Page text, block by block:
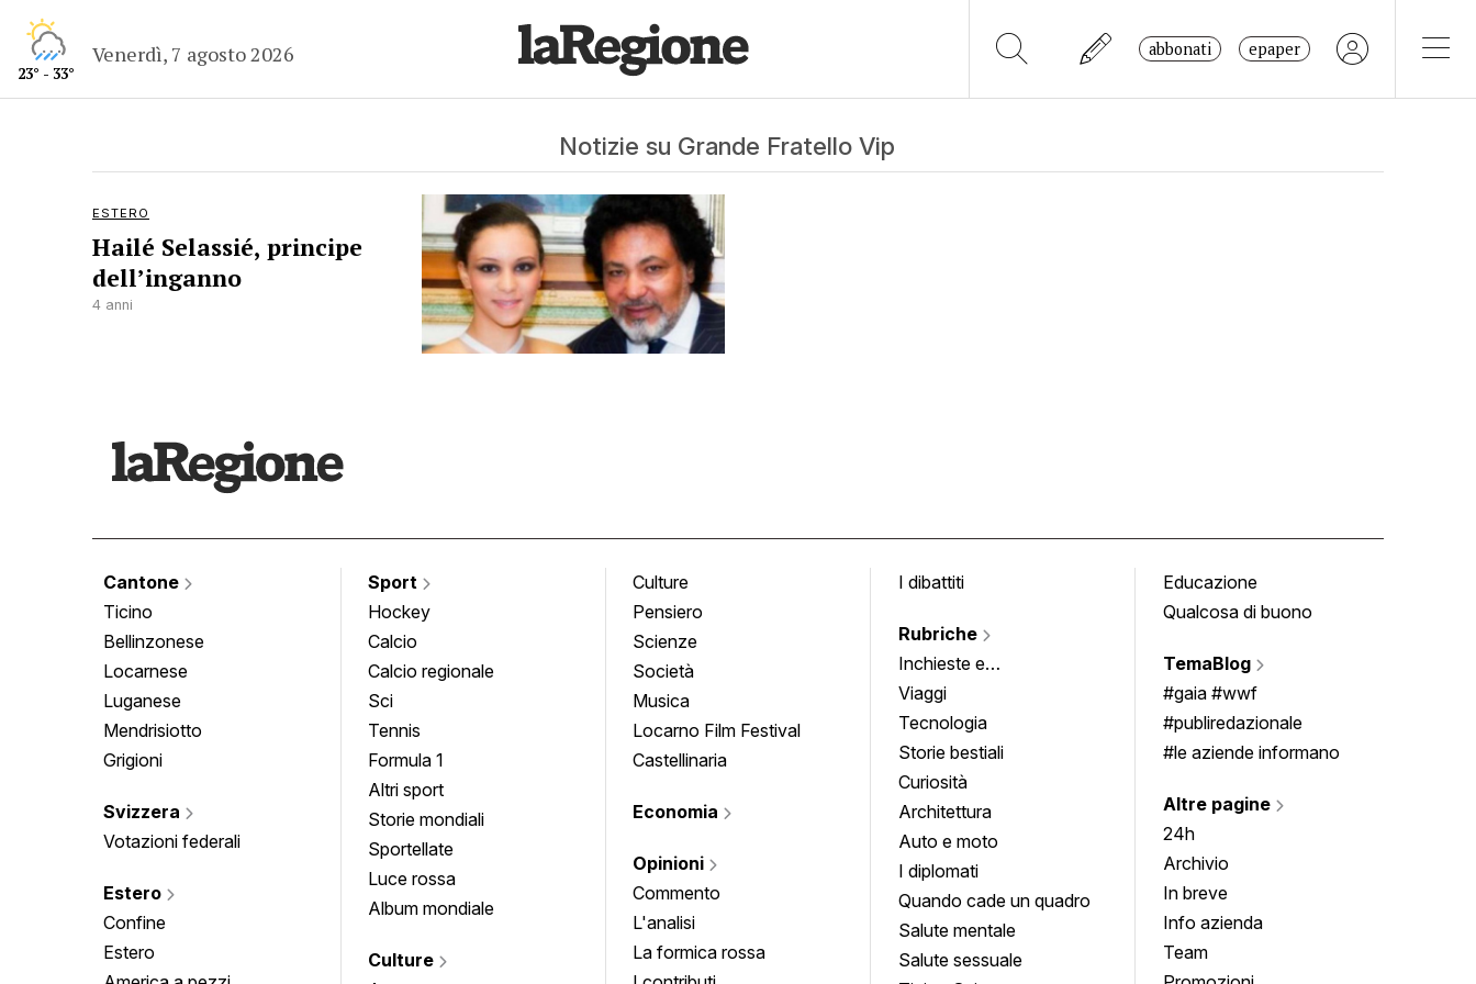
23° - 33°
Venerdì, 7 agosto 2026 abbonati epaper
Notizie su Grande Fratello Vip
ESTERO
Hailé Selassié, principe
dell’inganno
4 anni
Cantone
Ticino
Bellinzonese
Locarnese
Luganese
Mendrisiotto
Grigioni
Svizzera
Votazioni federali
Estero
Confine
Estero
Sport
Hockey
Calcio
Calcio regionale
Sci
Tennis
Formula 1
Altri sport
Storie mondiali
Sportellate
Luce rossa
Album mondiale
Culture
Culture
Pensiero
Scienze
Società
Musica
Locarno Film Festival
Castellinaria
Economia
Opinioni
Commento
L'analisi
La formica rossa
I dibattiti
Rubriche
Inchieste e
approfondimenti
Viaggi
Tecnologia
Storie bestiali
Curiosità
Architettura
Auto e moto
I diplomati
Quando cade un quadro
Salute mentale
Salute sessuale
Educazione
Qualcosa di buono
TemaBlog
#gaia #wwf
#publiredazionale
#le aziende informano
Altre pagine
24h
Archivio
In breve
Info azienda
Team